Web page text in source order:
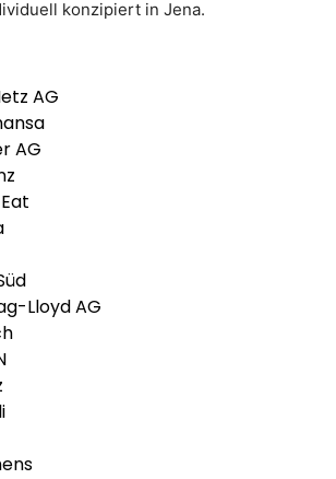
konzipiert in Jena.